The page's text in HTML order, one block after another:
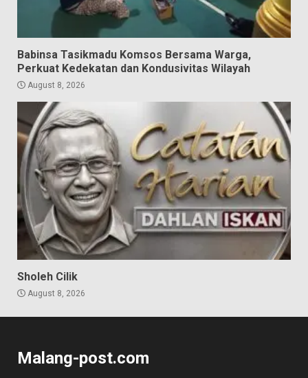
Babinsa Tasikmadu Komsos Bersama Warga,
Perkuat Kedekatan dan Kondusivitas Wilayah
August 8, 2026
Sholeh Cilik
August 8, 2026
Malang-post.com